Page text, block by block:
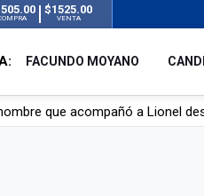
$1525.00
VENTA
FACUNDO MOYANO
que acompañó a Lionel
y el resto del mundo del